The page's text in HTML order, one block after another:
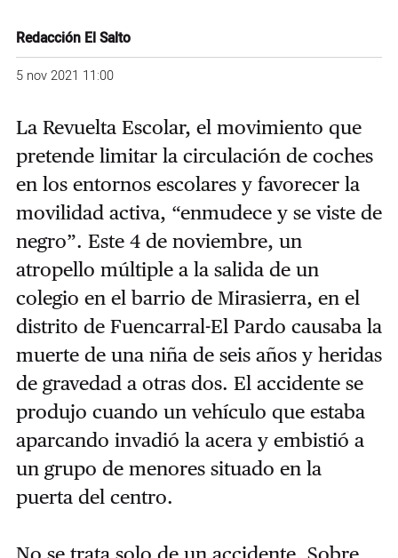
Redacción El Salto
5 nov 2021 11:00
La Revuelta Escolar, el movimiento que
pretende limitar la circulación de coches
en los entornos escolares y favorecer la
movilidad activa, “enmudece y se viste de
negro”. Este 4 de noviembre, un
atropello múltiple a la salida de un
colegio en el barrio de Mirasierra, en el
distrito de Fuencarral-El Pardo causaba la
muerte de una niña de seis años y heridas
de gravedad a otras dos. El accidente se
produjo cuando un vehículo que estaba
aparcando invadió la acera y embistió a
un grupo de menores situado en la
puerta del centro.